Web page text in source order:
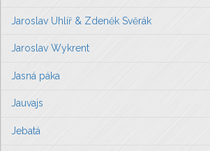
Jaroslav Uhlíř & Zdeněk Svěrák
Jaroslav Wykrent
Jasná páka
Jauvajs
Jebatá